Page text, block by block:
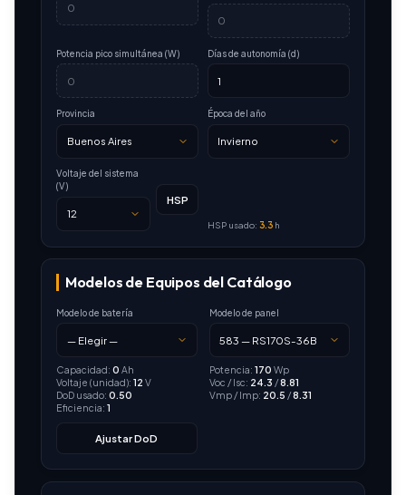
Potencia pico simultánea (W) Días de autonomía (d)
Provincia Época del año
Voltaje del sistema
(V)
HSP
HSP usado: 3.3h
Modelos de Equipos del Catálogo
Modelo de batería
Capacidad:0 Ah
Voltaje (unidad):12 V
DoD usado:0.50
Eficiencia:1
Ajustar DoD
Modelo de panel
Potencia: 170 Wp
Voc / Isc: 24.3 /8.81
Vmp / Imp: 20.5 /8.31